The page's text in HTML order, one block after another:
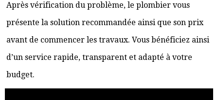
Après vérification du problème, le plombier vous
présente la solution recommandée ainsi que son prix
avant de commencer les travaux. Vous bénéficiez ainsi
d’un service rapide, transparent et adapté à votre
budget.